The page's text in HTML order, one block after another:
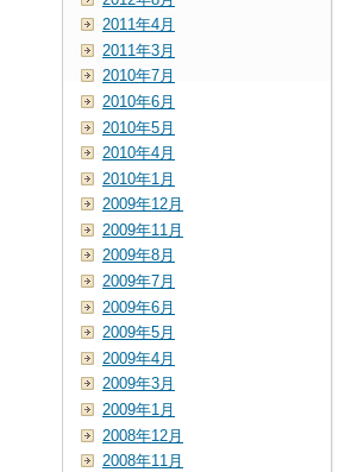
2011年4月
2011年3月
2010年7月
2010年6月
2010年5月
2010年4月
2010年1月
2009年12月
2009年11月
2009年8月
2009年7月
2009年6月
2009年5月
2009年4月
2009年3月
2009年1月
2008年12月
2008年11月